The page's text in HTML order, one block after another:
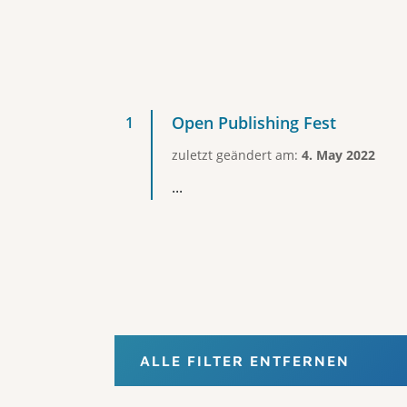
Open Publishing Fest
zuletzt geändert am: 4. May 2022
...
ALLE FILTER ENTFERNEN